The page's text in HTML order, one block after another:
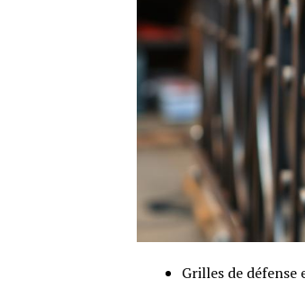
Grilles de